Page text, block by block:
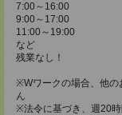
7:00～16:00
9:00～17:00
11:00～19:00
など
残業なし！
※Wワークの場合、他の
ん
※法令に基づき、週20